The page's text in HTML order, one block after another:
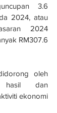
3.6
2024, atau
2024
RM307.6
oleh
hasil dan
ekonomi